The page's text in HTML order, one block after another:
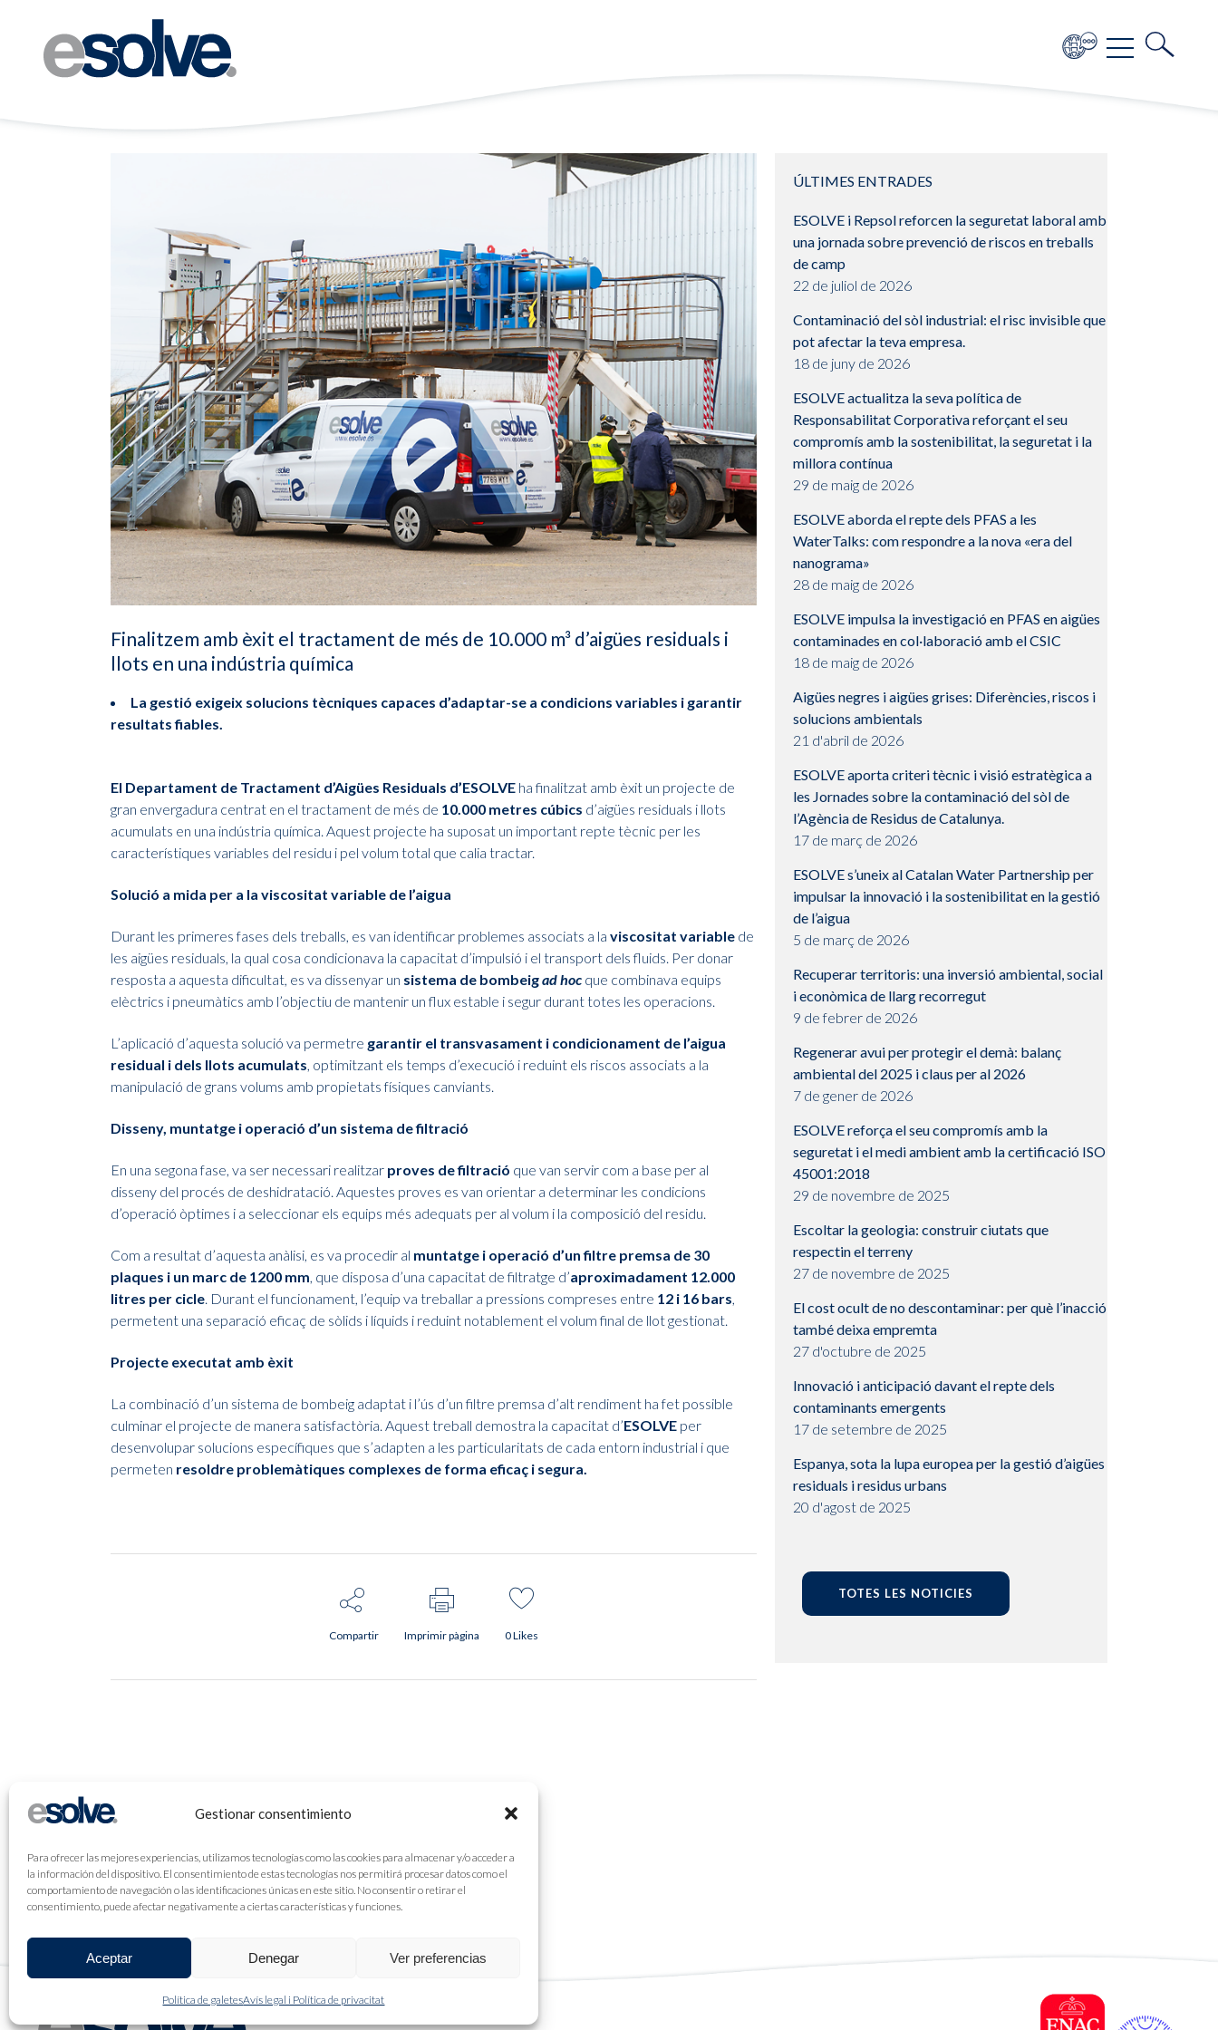
Gestionar consentimiento
Para ofrecer las mejores experiencias, utilizamos tecnologías como las cookies para almacenar y/o acceder a
la información del dispositivo. El consentimiento de estas tecnologías nos permitirá procesar datos como el
comportamiento de navegación o las identificaciones únicas en este sitio. No consentir o retirar el
consentimiento, puede afectar negativamente a ciertas características y funciones.
Aceptar Denegar Ver preferencias
Política de galetesAvís legal i Política de privacitat
Finalitzem amb èxit el tractament de més de 10.000 m³ d’aigües residuals i
llots en una indústria química
La gestió exigeix solucions tècniques capaces d’adaptar-se a condicions variables i garantir
resultats fiables.
El Departament de Tractament d’Aigües Residuals d’ESOLVE ha finalitzat amb èxit un projecte de
gran envergadura centrat en el tractament de més de 10.000 metres cúbics d’aigües residuals i llots
acumulats en una indústria química. Aquest projecte ha suposat un important repte tècnic per les
característiques variables del residu i pel volum total que calia tractar.
Solució a mida per a la viscositat variable de l’aigua
Durant les primeres fases dels treballs, es van identificar problemes associats a la viscositat variable de
les aigües residuals, la qual cosa condicionava la capacitat d’impulsió i el transport dels fluids. Per donar
resposta a aquesta dificultat, es va dissenyar un sistema de bombeigad hoc que combinava equips
elèctrics i pneumàtics amb l’objectiu de mantenir un flux estable i segur durant totes les operacions.
L’aplicació d’aquesta solució va permetre garantir el transvasament i condicionament de l’aigua
residual i dels llots acumulats, optimitzant els temps d’execució i reduint els riscos associats a la
manipulació de grans volums amb propietats físiques canviants.
Disseny, muntatge i operació d’un sistema de filtració
En una segona fase, va ser necessari realitzar proves de filtració que van servir com a base per al
disseny del procés de deshidratació. Aquestes proves es van orientar a determinar les condicions
d’operació òptimes i a seleccionar els equips més adequats per al volum i la composició del residu.
Com a resultat d’aquesta anàlisi, es va procedir al muntatge i operació d’un filtre premsa de 30
plaques i un marc de 1200 mm, que disposa d’una capacitat de filtratge d’aproximadament 12.000
litres per cicle. Durant el funcionament, l’equip va treballar a pressions compreses entre 12 i 16 bars,
permetent una separació eficaç de sòlids i líquids i reduint notablement el volum final de llot gestionat.
Projecte executat amb èxit
La combinació d’un sistema de bombeig adaptat i l’ús d’un filtre premsa d’alt rendiment ha fet possible
culminar el projecte de manera satisfactòria. Aquest treball demostra la capacitat d’ESOLVE per
desenvolupar solucions específiques que s’adapten a les particularitats de cada entorn industrial i que
permeten resoldre problemàtiques complexes de forma eficaç i segura.
Compartir Imprimir pàgina 0Likes
ÚLTIMES ENTRADES
ESOLVE i Repsol reforcen la seguretat laboral amb
una jornada sobre prevenció de riscos en treballs
de camp
22 de juliol de 2026
Contaminació del sòl industrial: el risc invisible que
pot afectar la teva empresa.
18 de juny de 2026
ESOLVE actualitza la seva política de
Responsabilitat Corporativa reforçant el seu
compromís amb la sostenibilitat, la seguretat i la
millora contínua
29 de maig de 2026
ESOLVE aborda el repte dels PFAS a les
WaterTalks: com respondre a la nova «era del
nanograma»
28 de maig de 2026
ESOLVE impulsa la investigació en PFAS en aigües
contaminades en col·laboració amb el CSIC
18 de maig de 2026
Aigües negres i aigües grises: Diferències, riscos i
solucions ambientals
21 d'abril de 2026
ESOLVE aporta criteri tècnic i visió estratègica a
les Jornades sobre la contaminació del sòl de
l’Agència de Residus de Catalunya.
17 de març de 2026
ESOLVE s’uneix al Catalan Water Partnership per
impulsar la innovació i la sostenibilitat en la gestió
de l’aigua
5 de març de 2026
Recuperar territoris: una inversió ambiental, social
i econòmica de llarg recorregut
9 de febrer de 2026
Regenerar avui per protegir el demà: balanç
ambiental del 2025 i claus per al 2026
7 de gener de 2026
ESOLVE reforça el seu compromís amb la
seguretat i el medi ambient amb la certificació ISO
45001:2018
29 de novembre de 2025
Escoltar la geologia: construir ciutats que
respectin el terreny
27 de novembre de 2025
El cost ocult de no descontaminar: per què l’inacció
també deixa empremta
27 d'octubre de 2025
Innovació i anticipació davant el repte dels
contaminants emergents
17 de setembre de 2025
Espanya, sota la lupa europea per la gestió d’aigües
residuals i residus urbans
20 d'agost de 2025
TOTES LES NOTICIES